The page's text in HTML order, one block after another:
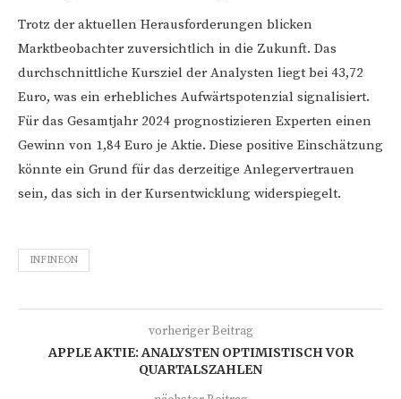
Trotz der aktuellen Herausforderungen blicken
Marktbeobachter zuversichtlich in die Zukunft. Das
durchschnittliche Kursziel der Analysten liegt bei 43,72
Euro, was ein erhebliches Aufwärtspotenzial signalisiert.
Für das Gesamtjahr 2024 prognostizieren Experten einen
Gewinn von 1,84 Euro je Aktie. Diese positive Einschätzung
könnte ein Grund für das derzeitige Anlegervertrauen
sein, das sich in der Kursentwicklung widerspiegelt.
INFINEON
vorheriger Beitrag
APPLE AKTIE: ANALYSTEN OPTIMISTISCH VOR
QUARTALSZAHLEN